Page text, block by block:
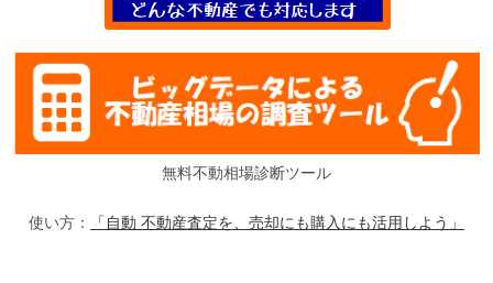
無料不動相場診断ツール
使い方： 「自動 不動産査定を、売却にも購入にも活用しよう」